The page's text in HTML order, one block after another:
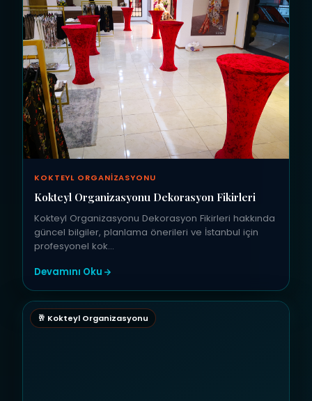
KOKTEYL ORGANIZASYONU
Kokteyl Organizasyonu Dekorasyon Fikirleri
Kokteyl Organizasyonu Dekorasyon Fikirleri hakkında
güncel bilgiler, planlama önerileri ve İstanbul için
profesyonel kok…
Devamını Oku
🥂 Kokteyl Organizasyonu